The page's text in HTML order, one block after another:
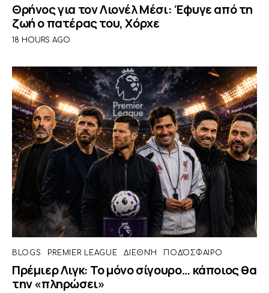
Θρήνος για τον Λιονέλ Μέσι: Έφυγε από τη
ζωή ο πατέρας του, Χόρχε
18 HOURS AGO
BLOGS PREMIER LEAGUE ΔΙΕΘΝΉ ΠΟΔΌΣΦΑΙΡΟ
Πρέμιερ Λιγκ: Το μόνο σίγουρο… κάποιος θα
την «πληρώσει»